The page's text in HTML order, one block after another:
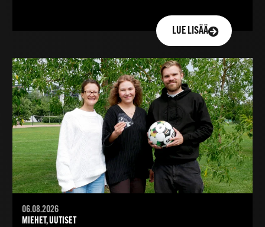
LUE LISÄÄ
06.08.2026
MIEHET, UUTISET